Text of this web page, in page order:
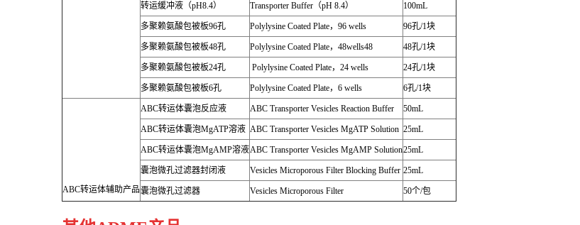
转运缓冲液（pH8.4） Transporter Buffer （pH 8.4） 100mL
多聚赖氨酸包被板96孔 Polylysine Coated Plate， 96 wells 96孔/1块
多聚赖氨酸包被板48孔 Polylysine Coated Plate， 48wells48 48孔/1块
多聚赖氨酸包被板24孔 Polylysine Coated Plate， 24 wells 24孔/1块
多聚赖氨酸包被板6孔 Polylysine Coated Plate， 6 wells 6孔/1块
ABC转运体辅助产品
ABC转运体囊泡反应液 ABC Transporter Vesicles Reaction Buffer 50mL
ABC转运体囊泡MgATP溶液 ABC Transporter Vesicles MgATP Solution 25mL
ABC转运体囊泡MgAMP溶液ABC Transporter Vesicles MgAMP Solution25mL
囊泡微孔过滤器封闭液 Vesicles Microporous Filter Blocking Buffer 25mL
囊泡微孔过滤器 Vesicles Microporous Filter 50个/包